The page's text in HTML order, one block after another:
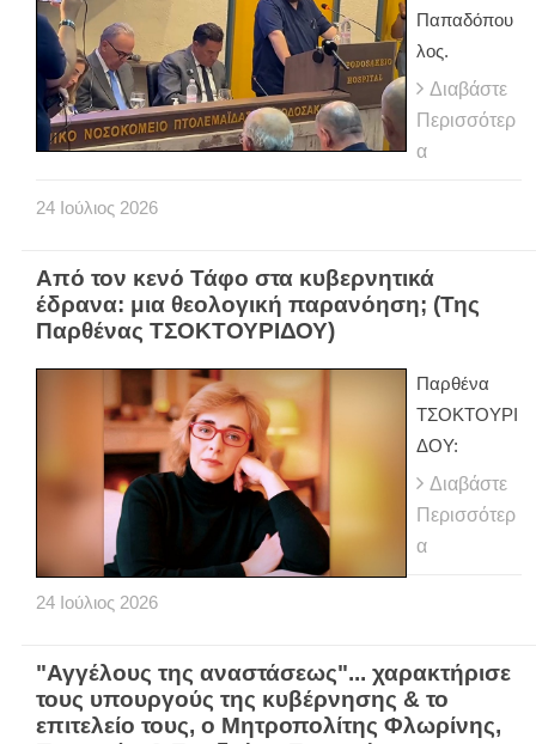
Παπαδόπου
λος.
Διαβάστε
Περισσότερ
α
24 Ιούλιος 2026
Από τον κενό Τάφο στα κυβερνητικά
έδρανα: μια θεολογική παρανόηση; (Της
Παρθένας ΤΣΟΚΤΟΥΡΙΔΟΥ)
Παρθένα
ΤΣΟΚΤΟΥΡΙ
ΔΟΥ:
Διαβάστε
Περισσότερ
α
24 Ιούλιος 2026
"Αγγέλους της αναστάσεως"... χαρακτήρισε
τους υπουργούς της κυβέρνησης & το
επιτελείο τους, ο Μητροπολίτης Φλωρίνης,